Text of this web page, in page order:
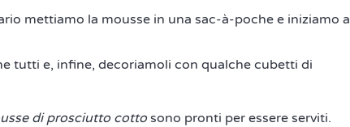
mettiamo la mousse in una sac-à-poche e iniziamo a
tutti e, infine, decoriamoli con qualche cubetti di
di prosciutto cottosono pronti per essere serviti.